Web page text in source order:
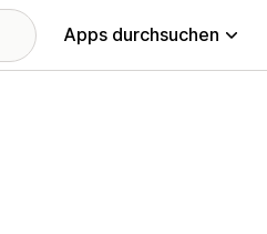
Apps durchsuchen